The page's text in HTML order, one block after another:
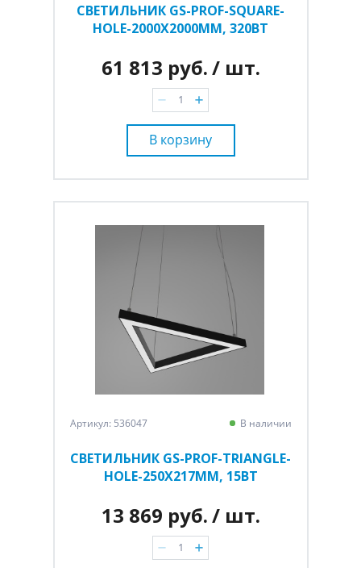
СВЕТИЛЬНИК GS-PROF-SQUARE-
HOLE-2000Х2000ММ, 320ВТ
61 813 руб./ шт.
В корзину
Артикул: 536047 В наличии
СВЕТИЛЬНИК GS-PROF-TRIANGLE-
HOLE-250Х217ММ, 15ВТ
13 869 руб./ шт.